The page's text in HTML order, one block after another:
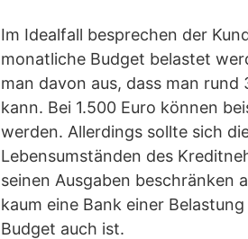
Im Idealfall besprechen der
monatliche Budget belastet
man davon aus, dass man
kann. Bei 1.500 Euro können
werden. Allerdings sollte sich
Lebensumständen des
seinen Ausgaben beschränken
kaum eine Bank einer
Budget auch ist.